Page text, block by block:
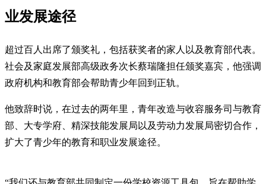
业发展途径
超过百人出席了颁奖礼，包括获奖者的家人以及教育部代表。
社会及家庭发展部高级政务次长蔡瑞隆担任颁奖嘉宾，他强调
政府机构和教育部会帮助青少年回到正轨。
他致辞时说，在过去的两年里，青年改造与收容服务司与教育
部、大专学府、精深技能发展局以及劳动力发展局密切合作，
扩大了青少年的教育和职业发展途径。